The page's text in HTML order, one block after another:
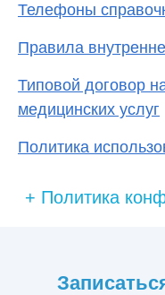
Телефоны
Правила
Типовой договор
медицинских услуг
Политика
Политика